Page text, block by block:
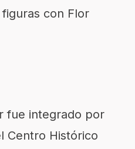
con Flor
fue integrado por
Centro Histórico